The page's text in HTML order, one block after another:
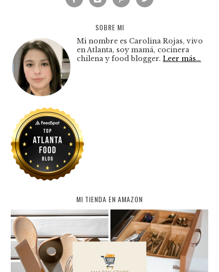
SOBRE MI
Mi nombre es Carolina Rojas, vivo
en Atlanta, soy mamá, cocinera
chilena y food blogger.Leer más…
MI TIENDA EN AMAZON